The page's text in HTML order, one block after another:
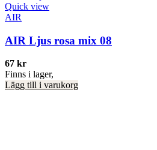
Quick view
AIR
AIR Ljus rosa mix 08
67 kr
Finns i lager,
Lägg till i varukorg